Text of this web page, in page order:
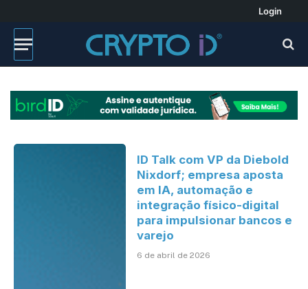
Login
ID Talk com VP da Diebold
Nixdorf; empresa aposta
em IA, automação e
integração físico-digital
para impulsionar bancos e
varejo
6 de abril de 2026